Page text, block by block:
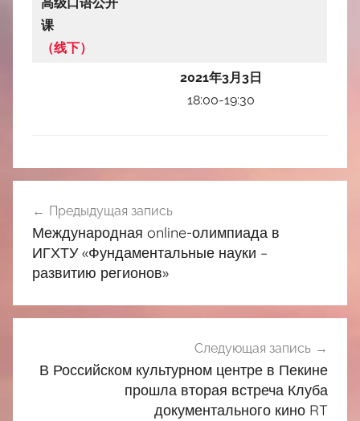
课
（线下）
2021年3月3日
18:00-19:30
по
записям
Предыдущая запись
Международная online-олимпиада в
ИГХТУ «Фундаментальные науки –
развитию регионов»
Следующая запись
В Российском культурном центре в Пекине
прошла вторая встреча Клуба
документального кино RT